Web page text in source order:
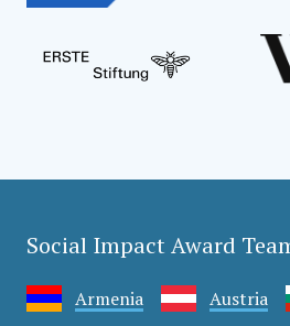
Social Impact Award
Armenia Austria